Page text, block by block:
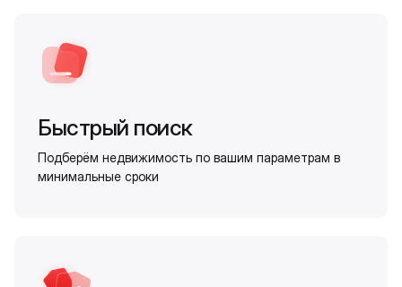
Быстрый поиск
Подберём недвижимость по вашим параметрам в
минимальные сроки